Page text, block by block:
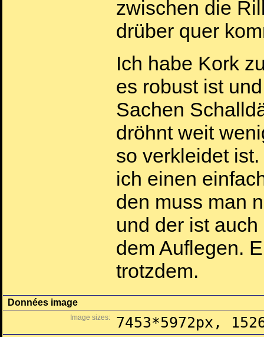
zwischen die
drüber quer
Ich habe Kork
es robust ist
Sachen
dröhnt weit
so verkleidet
ich einen
den muss man
und der ist
dem Auflegen.
trotzdem.
Données image
Image sizes: 7453*5972px,